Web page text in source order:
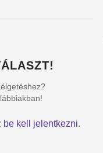
be kell jelentkezni.